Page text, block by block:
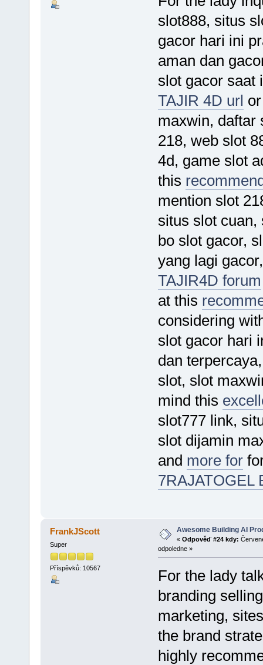
slot888, situs
gacor hari ini
aman dan
slot gacor
TAJIR 4D url
maxwin, daftar
218, web slot
4d, game slot
this
mention slot
situs slot cuan,
bo slot gacor,
yang lagi
TAJIR4D forum
at this
considering
slot gacor hari
dan
slot, slot
mind this
slot777 link,
slot dijamin
and more for
7RAJATOGEL
FrankJScott
Super
Příspěvků: 10567
Awesome Building AI
« Odpověď #24 kdy:
odpoledne »
For the lady
branding
marketing,
the brand
highly